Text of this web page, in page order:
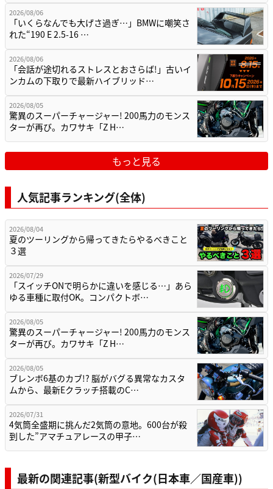
2026/08/06
「いくらなんでも大げさ過ぎ…」BMWに嘲笑さ
れた“190 E 2.5-16 …
2026/08/06
「会話が途切れるストレスとおさらば!」古いイ
ンカムの下取りで最新ハイブリッド…
2026/08/05
驚異のスーパーチャージャー! 200馬力のモンス
ターが再び。カワサキ「Z H…
もっと見る
人気記事ランキング(全体)
2026/08/04
夏のツーリングから帰ってきたらやるべきこと
３選
2026/07/29
「スイッチONで明らかに違いを感じる…」あら
ゆる車種に取付OK。コンパクトボ…
2026/08/05
驚異のスーパーチャージャー! 200馬力のモンス
ターが再び。カワサキ「Z H…
2026/08/05
ブレンボ6基のカブ!? 脳がバグる異常なカスタ
ムから、最新Eクラッチ搭載のC…
2026/07/31
4気筒全盛期に挑んだ2気筒の意地。600台が殺
到した”アマチュアレースの甲子…
最新の関連記事(新型バイク(日本車／国産車))